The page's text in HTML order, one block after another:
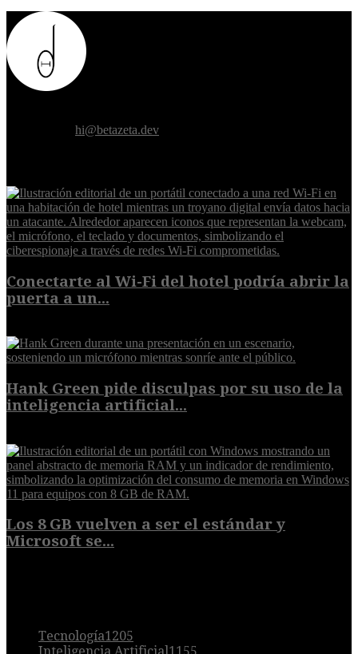
hi@betazeta.dev
Conectarte al Wi-Fi del hotel podría abrir la
puerta a un...
Hank Green pide disculpas por su uso de la
inteligencia artificial...
Los 8 GB vuelven a ser el estándar y
Microsoft se...
Tecnología1205